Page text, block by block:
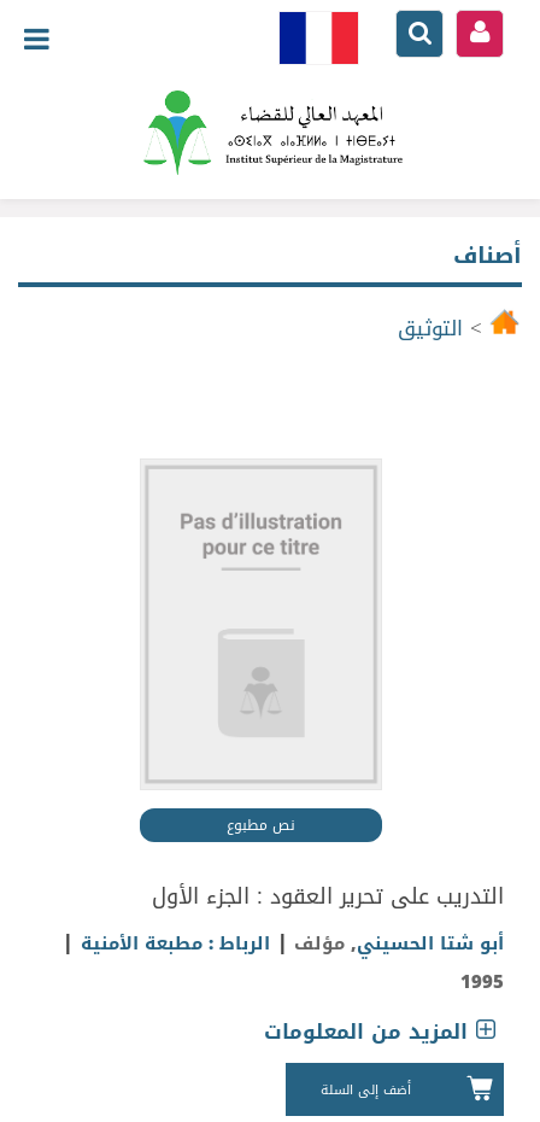
أصناف
> التوثيق
نص مطبوع
التدريب على تحرير العقود : الجزء الأول
أبو شتا الحسيني, مؤلف | الرباط : مطبعة الأمنية |
1995
المزيد من المعلومات
أضف إلى السلة